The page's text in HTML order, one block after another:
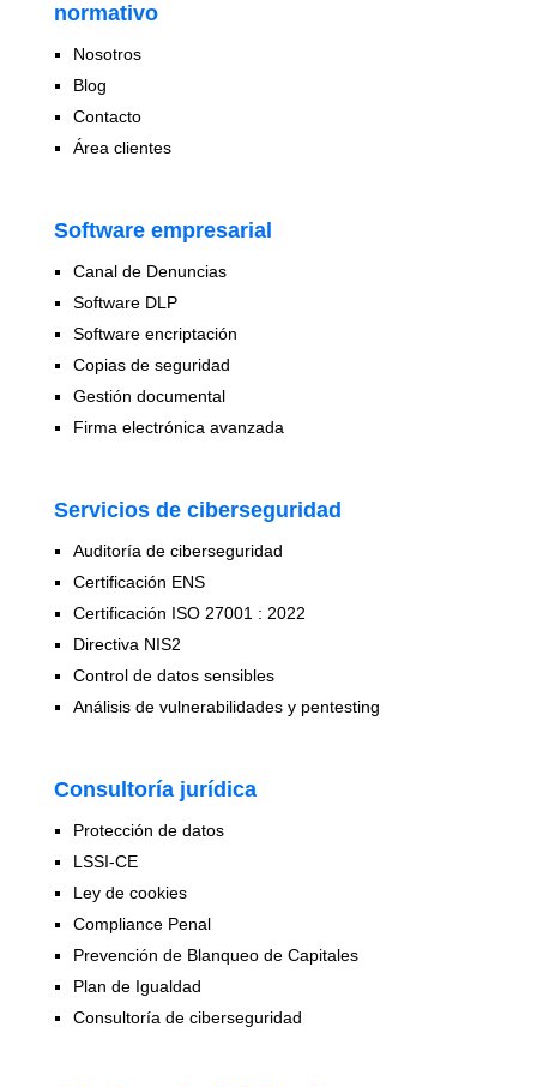
normativo
Nosotros
Blog
Contacto
Área clientes
Software empresarial
Canal de Denuncias
Software DLP
Software encriptación
Copias de seguridad
Gestión documental
Firma electrónica avanzada
Servicios de ciberseguridad
Auditoría de ciberseguridad
Certificación ENS
Certificación ISO 27001 : 2022
Directiva NIS2
Control de datos sensibles
Análisis de vulnerabilidades y pentesting
Consultoría jurídica
Protección de datos
LSSI-CE
Ley de cookies
Compliance Penal
Prevención de Blanqueo de Capitales
Plan de Igualdad
Consultoría de ciberseguridad